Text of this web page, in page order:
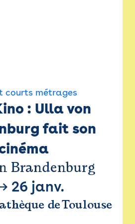
courts métrages
: Ulla von
fait son
Brandenburg
→ 26 janv.
de Toulouse